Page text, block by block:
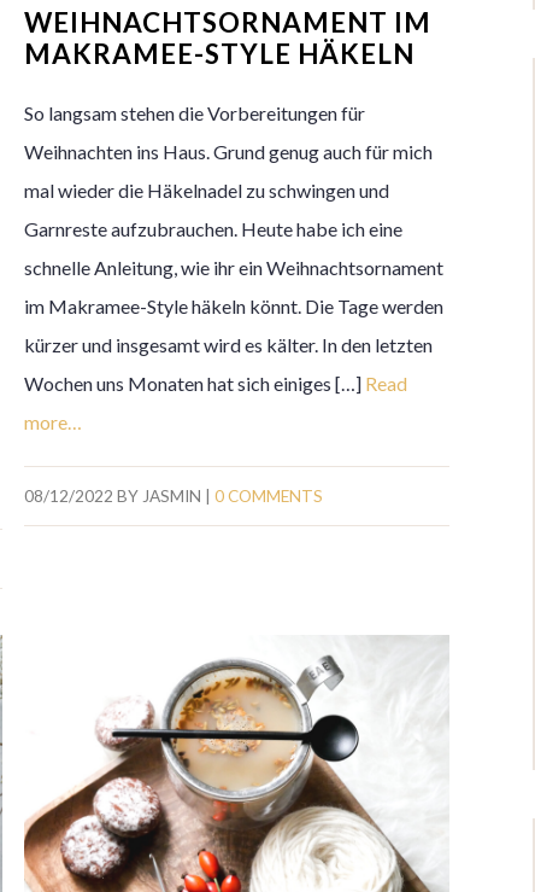
WEIHNACHTSORNAMENT IM
MAKRAMEE-STYLE HÄKELN
So langsam stehen die Vorbereitungen für
Weihnachten ins Haus. Grund genug auch für mich
mal wieder die Häkelnadel zu schwingen und
Garnreste aufzubrauchen. Heute habe ich eine
schnelle Anleitung, wie ihr ein Weihnachtsornament
im Makramee-Style häkeln könnt. Die Tage werden
kürzer und insgesamt wird es kälter. In den letzten
Wochen uns Monaten hat sich einiges […] Read
more…
08/12/2022 BYJASMIN 0 COMMENTS